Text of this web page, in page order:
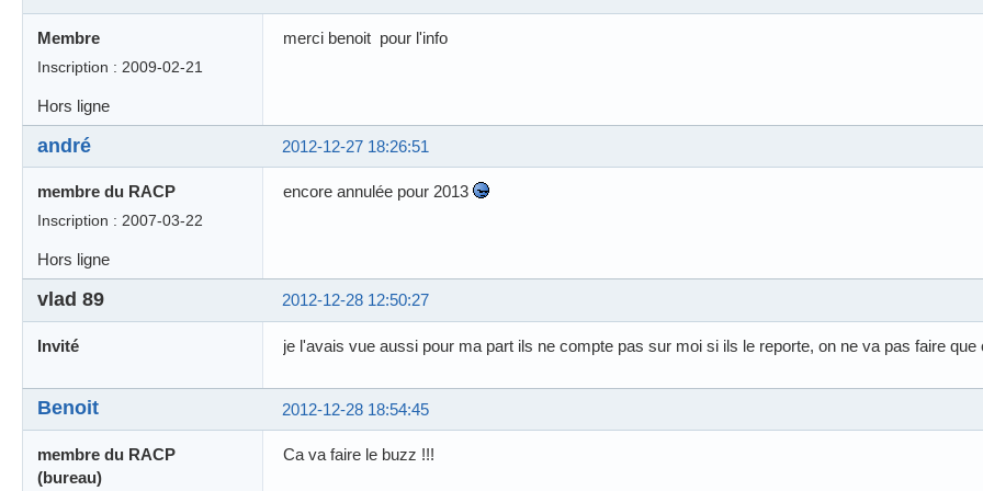
Membre
Inscription : 2009-02-21
merci benoit pour l'info
Hors ligne
2012-12-27 18:26:51
andré
membre du RACP
Inscription : 2007-03-22
encore annulée pour 2013
Hors ligne
2012-12-28 12:50:27
vlad 89
Invité je l'avais vue aussi pour ma part ils ne compte pas sur moi si ils le reporte, on ne va pas faire que
2012-12-28 18:54:45
Benoit
membre du RACP
(bureau)
Ca va faire le buzz !!!